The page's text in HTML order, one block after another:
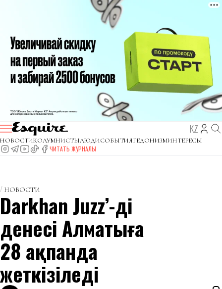
KZ
НОВОСТИКОЛУМНИСТЫЛЮДИСОБЫТИЯГЕДОНИЗМИНТЕРЕСЫ
ЧИТАТЬ ЖУРНАЛЫ
НОВОСТИ
Darkhan Juzz’-дің
денесі Алматыға
28 ақпанда
жеткізіледі